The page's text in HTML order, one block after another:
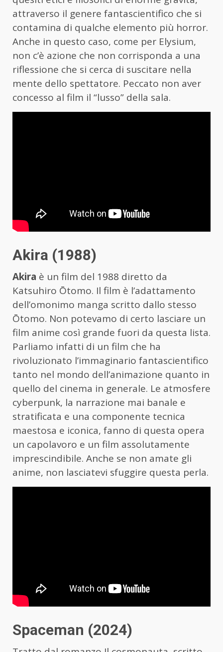
attraverso il genere fantascientifico che si
contamina di qualche elemento più horror.
Anche in questo caso, come per Elysium,
non c’è azione che non corrisponda a una
riflessione che si cerca di suscitare nella
mente dello spettatore. Peccato non aver
concesso al film il “lusso” della sala.
Akira (1988)
Akira è un film del 1988 diretto da
Katsuhiro Ōtomo. Il film è l’adattamento
dell’omonimo manga scritto dallo stesso
Ōtomo. Non potevamo di certo lasciare un
film anime così grande fuori da questa lista.
Parliamo infatti di un film che ha
rivoluzionato l’immaginario fantascientifico
tanto nel mondo dell’animazione quanto in
quello del cinema in generale. Le atmosfere
cyberpunk, la narrazione mai banale e
stratificata e una componente tecnica
maestosa e iconica, fanno di questa opera
un capolavoro e un film assolutamente
imprescindibile. Anche se non amate gli
anime, non lasciatevi sfuggire questa perla.
Spaceman (2024)